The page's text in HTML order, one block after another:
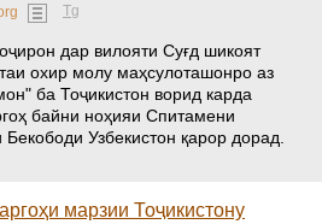
Tg
дар вилояти Суғд шикоят
охир молу маҳсулоташонро аз
ба Тоҷикистон ворид карда
байни ноҳияи Спитамени
Узбекистон қарор дорад.
марзии Тоҷикистону